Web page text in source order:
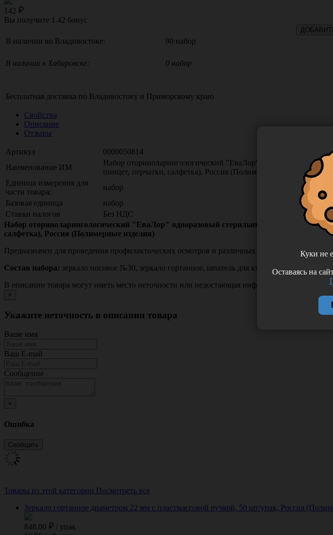
142
Вы получите 1.42 бонус
В наличии во Владивостоке: 90 набор
В наличии в Хабаровске: 0 набор
Бесплатная доставка по Владивостоку и Приморскому краю
Свойства
Описание
Отзывы
Артикул
0000050814
Наименование ИМ
Набор оториноларингологический "ЕваЛор" одноразовый
пинцет, перчатки, салфетка), Россия (Полимерные изделия)
Единица измерения для
части товара:
набор
Базовая единица
набор
Ставки налогов
Без НДС
Набор оториноларингологический "ЕваЛор" одноразовый стерильный, тип 1 (зеркало
салфетка), Россия (Полимерные изделия)
Предназначен для проведения профилактических осмотров и различных процедур в
Состав набора: зеркало носовое №30, зеркало гортанное, шпатель для языка, воронка
В описании товара могут иметь место неточности или недостающая информация. Если вы
×
Укажите неточность в описании товара
Ваше имя
Ваш E-mail
Сообщение
×
Ошибка
Товары из этой категории Посмотреть все
Зеркало гортанное диаметром 22 мм с пластмассовой ручкой, 50 шт/упак, Россия
848.00 / упак
Куки не
Оставаясь на